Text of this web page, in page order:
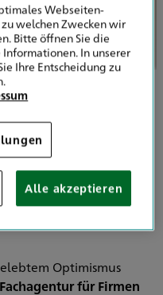
und beseitigen –
strukturiert und
Optimismus
für Firmen
Webseiten-
zu welchen Zwecken wir
Bitte öffnen Sie die
In unserer
Ihre Entscheidung zu
Alle akzeptieren